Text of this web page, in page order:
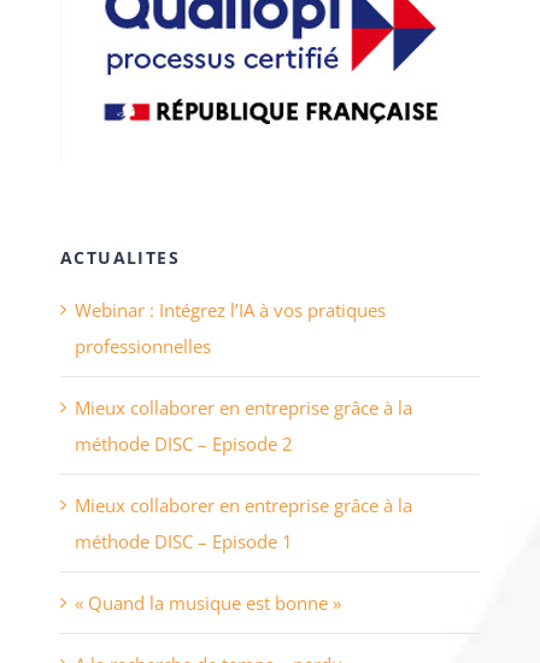
ACTUALITES
Webinar : Intégrez l’IA à vos pratiques
professionnelles
Mieux collaborer en entreprise grâce à la
méthode DISC – Episode 2
Mieux collaborer en entreprise grâce à la
méthode DISC – Episode 1
« Quand la musique est bonne »